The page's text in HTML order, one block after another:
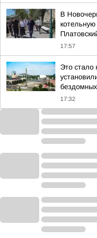
В
котельную
17:57
Это стало
17:32